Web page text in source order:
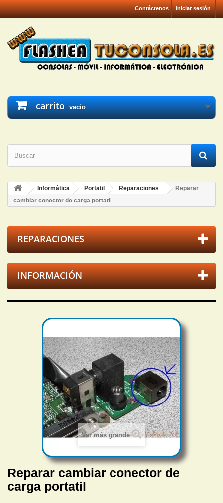
Iniciar sesión
Contáctenos
carrito vacío
Informática Portatil Reparaciones
Reparar
cambiar conector de carga portatil
REPARACIONES
INFORMACIÓN
Ver más grande
Reparar cambiar conector de
carga portatil